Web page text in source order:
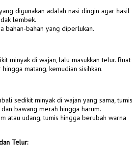
digunakan adalah nasi dingin agar hasil
lembek.
bahan-bahan yang diperlukan.
minyak di wajan, lalu masukkan telur. Buat
matang, kemudian sisihkan.
sedikit minyak di wajan yang sama, tumis
bawang merah hingga harum.
atau udang, tumis hingga berubah warna
Telur: